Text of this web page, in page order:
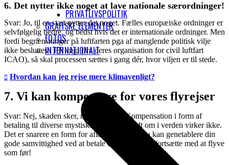
PRIVATLIVSPOLITIK
GRAFISKE ELEMENTER
FOTOS
INTERNATIONALT
6. Det nytter ikke noget at lave nationale særordninger!
Svar: Jo, til en start nytter det noget. Fælles europæiske ordninger er
selvfølgelig bedre, og bedst hvis det er internationale ordninger. Men
fordi begrænsninger på luftfarten pga af manglende politisk vilje
ikke besluttes i FN-regi (fra deres organisation for civil luftfart
ICAO), så skal processen sættes i gang dér, hvor viljen er til stede.
Hvordan kan jeg rejse mere klimavenligt?
7. Vi kan kompensere for vores flyrejser
Svar: Nej, skaden sker, når du flyver. Kompensation i form af
betaling til diverse mystiske projekter rundt om i verden virker ikke.
Det er snarere en form for aflad, der gør at du kan genetablere din
gode samvittighed ved at betale en skilling, og fortsætte med at flyve
som før!